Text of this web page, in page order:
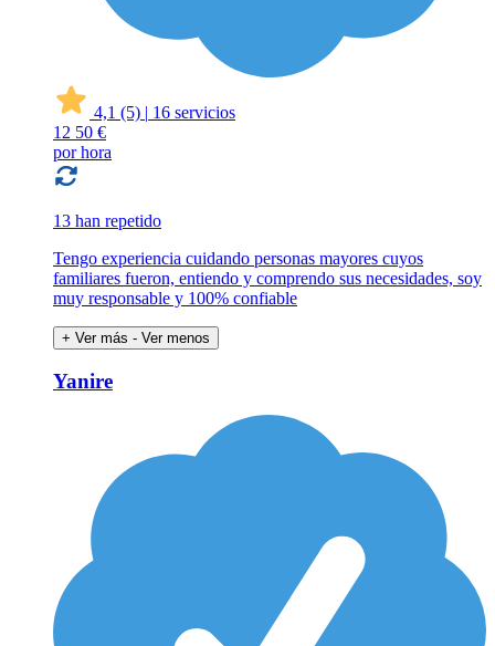
4,1 (5) | 16 servicios
12 50 €
por hora
13 han repetido
Tengo experiencia cuidando personas mayores cuyos
familiares fueron, entiendo y comprendo sus necesidades, soy
muy responsable y 100% confiable
+ Ver más - Ver menos
Yanire